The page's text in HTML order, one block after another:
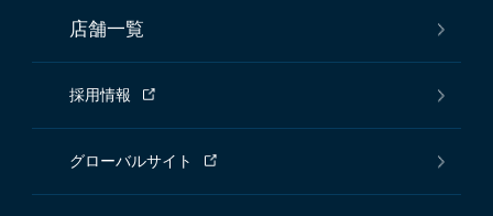
店舗一覧
採用情報
グローバルサイト